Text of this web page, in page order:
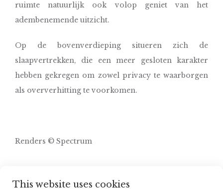
This website uses cookies
ruimte natuurlijk ook volop geniet van het
adembenemende uitzicht.
Op de bovenverdieping situeren zich de
slaapvertrekken, die een meer gesloten karakter
hebben gekregen om zowel privacy te waarborgen
als oververhitting te voorkomen.
Renders © Spectrum